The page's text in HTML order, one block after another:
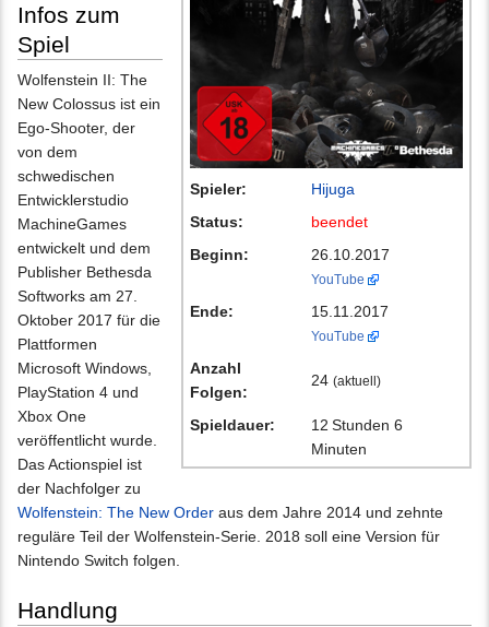
Spieler:
Hijuga
Status:
beendet
Beginn:
26.10.2017
YouTube
Ende: 15.11.2017
YouTube
Anzahl
Folgen:
24 (aktuell)
Spieldauer:
12 Stunden 6
Minuten
Infos zum
Spiel
Wolfenstein II: The
New Colossus ist ein
Ego-Shooter, der
von dem
schwedischen
Entwicklerstudio
MachineGames
entwickelt und dem
Publisher Bethesda
Softworks am 27.
Oktober 2017 für die
Plattformen
Microsoft Windows,
PlayStation 4 und
Xbox One
veröffentlicht wurde.
Das Actionspiel ist
der Nachfolger zu
Wolfenstein: The New Order aus dem Jahre 2014 und zehnte
reguläre Teil der Wolfenstein-Serie. 2018 soll eine Version für
Nintendo Switch folgen.
Handlung